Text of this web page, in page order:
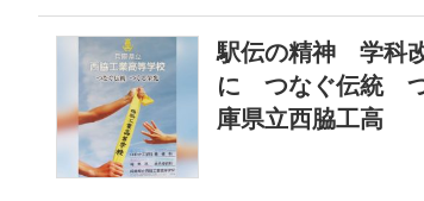
駅伝の精神 学科
に つなぐ伝統
庫県立西脇工高